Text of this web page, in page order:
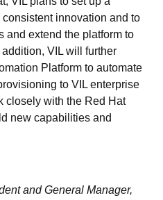
innovation and to
and extend the platform to
VIL will further
Platform to automate
to VIL enterprise
closely with the Red Hat
new capabilities and
and General Manager,